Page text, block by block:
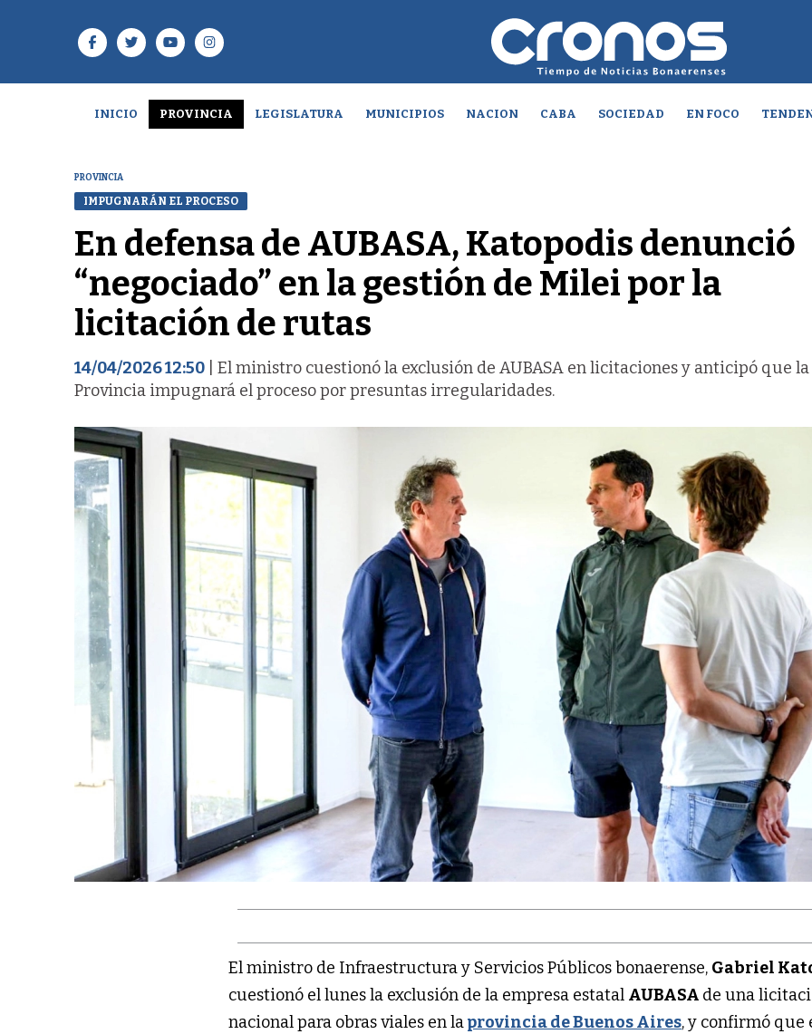
INICIO PROVINCIA LEGISLATURA MUNICIPIOS NACION CABA SOCIEDAD EN FOCO
PROVINCIA
IMPUGNARÁN EL PROCESO
En defensa de AUBASA, Katopodis denunció
“negociado” en la gestión de Milei por la
licitación de rutas
14/04/2026 12:50 | El ministro cuestionó la exclusión de AUBASA en licitaciones y anticipó que la
Provincia impugnará el proceso por presuntas irregularidades.
El ministro de Infraestructura y Servicios Públicos bonaerense, Gabriel
cuestionó el lunes la exclusión de la empresa estatal AUBASA de una
nacional para obras viales en laprovincia de Buenos Aires, y confirmó que